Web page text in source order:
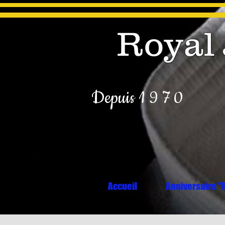
Royal
Depuis 1 9 7 0
Accueil Anniversaire